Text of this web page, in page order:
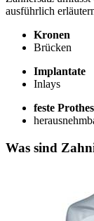
ausführlich
Kronen
Brücken
Implantate
Inlays
feste
Was sind